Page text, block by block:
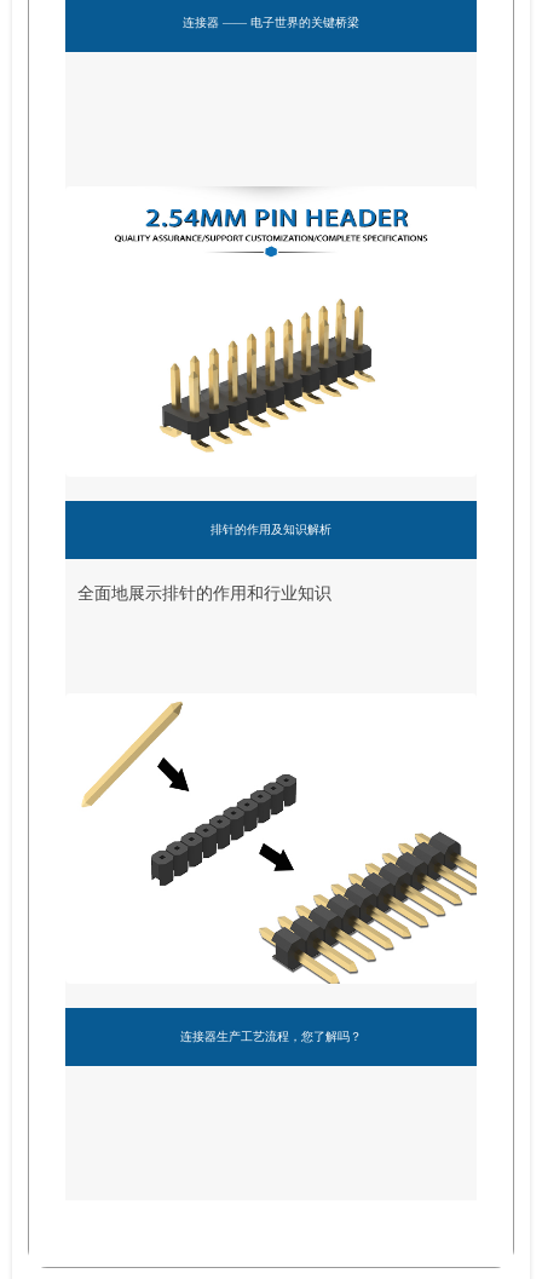
连接器 —— 电子世界的关键桥梁
排针的作用及知识解析
全面地展示排针的作用和行业知识
连接器生产工艺流程，您了解吗？